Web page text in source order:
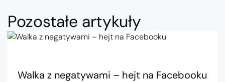
Pozostałe artykuły
Walka z negatywami – hejt na Facebooku